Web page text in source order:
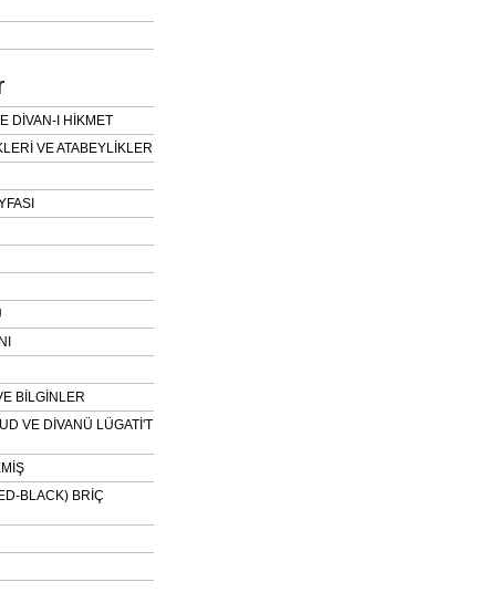
DİVAN-I HİKMET
VE ATABEYLİKLER
BİLGİNLER
VE DİVANÜ LÜGATİ'T
BLACK) BRİÇ